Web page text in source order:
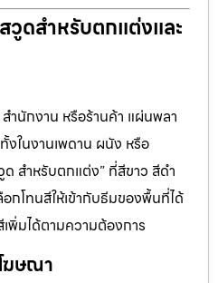
วูดสำหรับตกแต่งและ
นักงาน หรือร้านค้า แผ่นพลา
ในงานเพดาน ผนัง หรือ
ด สำหรับตกแต่ง” ที่สีขาว สีดำ
กโทนสีให้เข้ากับธีมของพื้นที่ได้
พิ่มได้ตามความต้องการ
ฆษณา